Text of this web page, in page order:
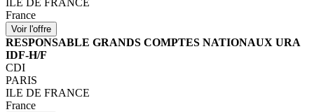
France
RESPONSABLE GRANDS COMPTES NATIONAUX URA
IDF-H/F
CDI
PARIS
ILE DE FRANCE
France